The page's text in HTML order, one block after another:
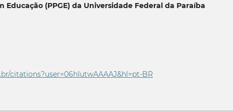
Educação (PPGE) da Universidade Federal da Paraíba
citations?user=06hIutwAAAAJ&hl=pt-BR